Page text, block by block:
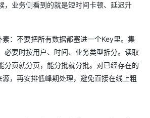
，业务侧看到的就是短时间卡顿、延迟升
：不要把所有数据都塞进一个Key里。集
必要时按用户、时间、业务类型拆分。读取
分页就分页，能分批就分批。对已经存在的
，再安排低峰期处理，避免直接在线上粗